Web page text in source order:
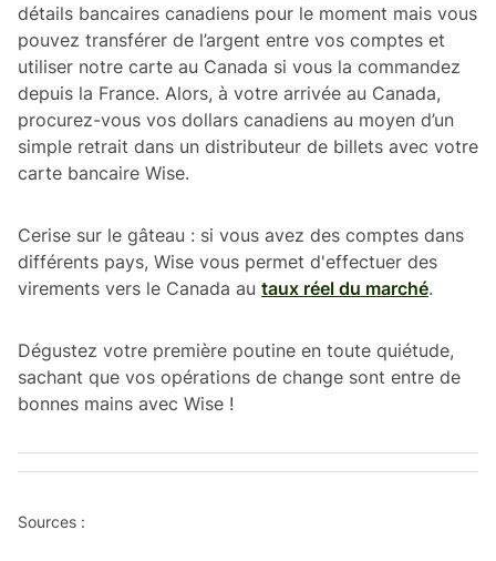
détails bancaires canadiens pour le moment mais vous
pouvez transférer de l’argent entre vos comptes et
utiliser notre carte au Canada si vous la commandez
depuis la France. Alors, à votre arrivée au Canada,
procurez-vous vos dollars canadiens au moyen d’un
simple retrait dans un distributeur de billets avec votre
carte bancaire Wise.
Cerise sur le gâteau : si vous avez des comptes dans
différents pays, Wise vous permet d'effectuer des
virements vers le Canada au taux réel du marché.
Dégustez votre première poutine en toute quiétude,
sachant que vos opérations de change sont entre de
bonnes mains avec Wise !
Sources :